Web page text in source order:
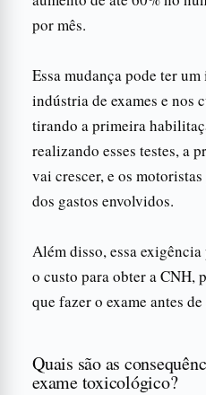
por mês.
Essa mudança pode ter
indústria de exames e nos
tirando a primeira
realizando esses testes, a
vai crescer, e os
dos gastos envolvidos.
Além disso, essa
o custo para obter a CNH,
que fazer o exame antes
Quais são as
exame toxicológico?